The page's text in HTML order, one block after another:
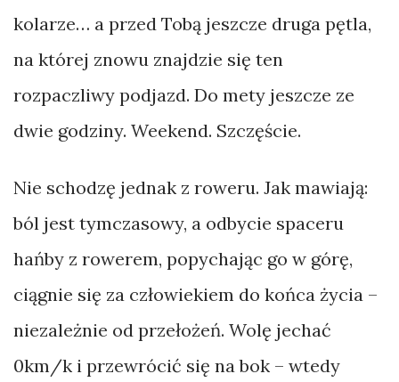
kolarze… a przed Tobą jeszcze druga pętla,
na której znowu znajdzie się ten
rozpaczliwy podjazd. Do mety jeszcze ze
dwie godziny. Weekend. Szczęście.
Nie schodzę jednak z roweru. Jak mawiają:
ból jest tymczasowy, a odbycie spaceru
hańby z rowerem, popychając go w górę,
ciągnie się za człowiekiem do końca życia –
niezależnie od przełożeń. Wolę jechać
0km/k i przewrócić się na bok – wtedy